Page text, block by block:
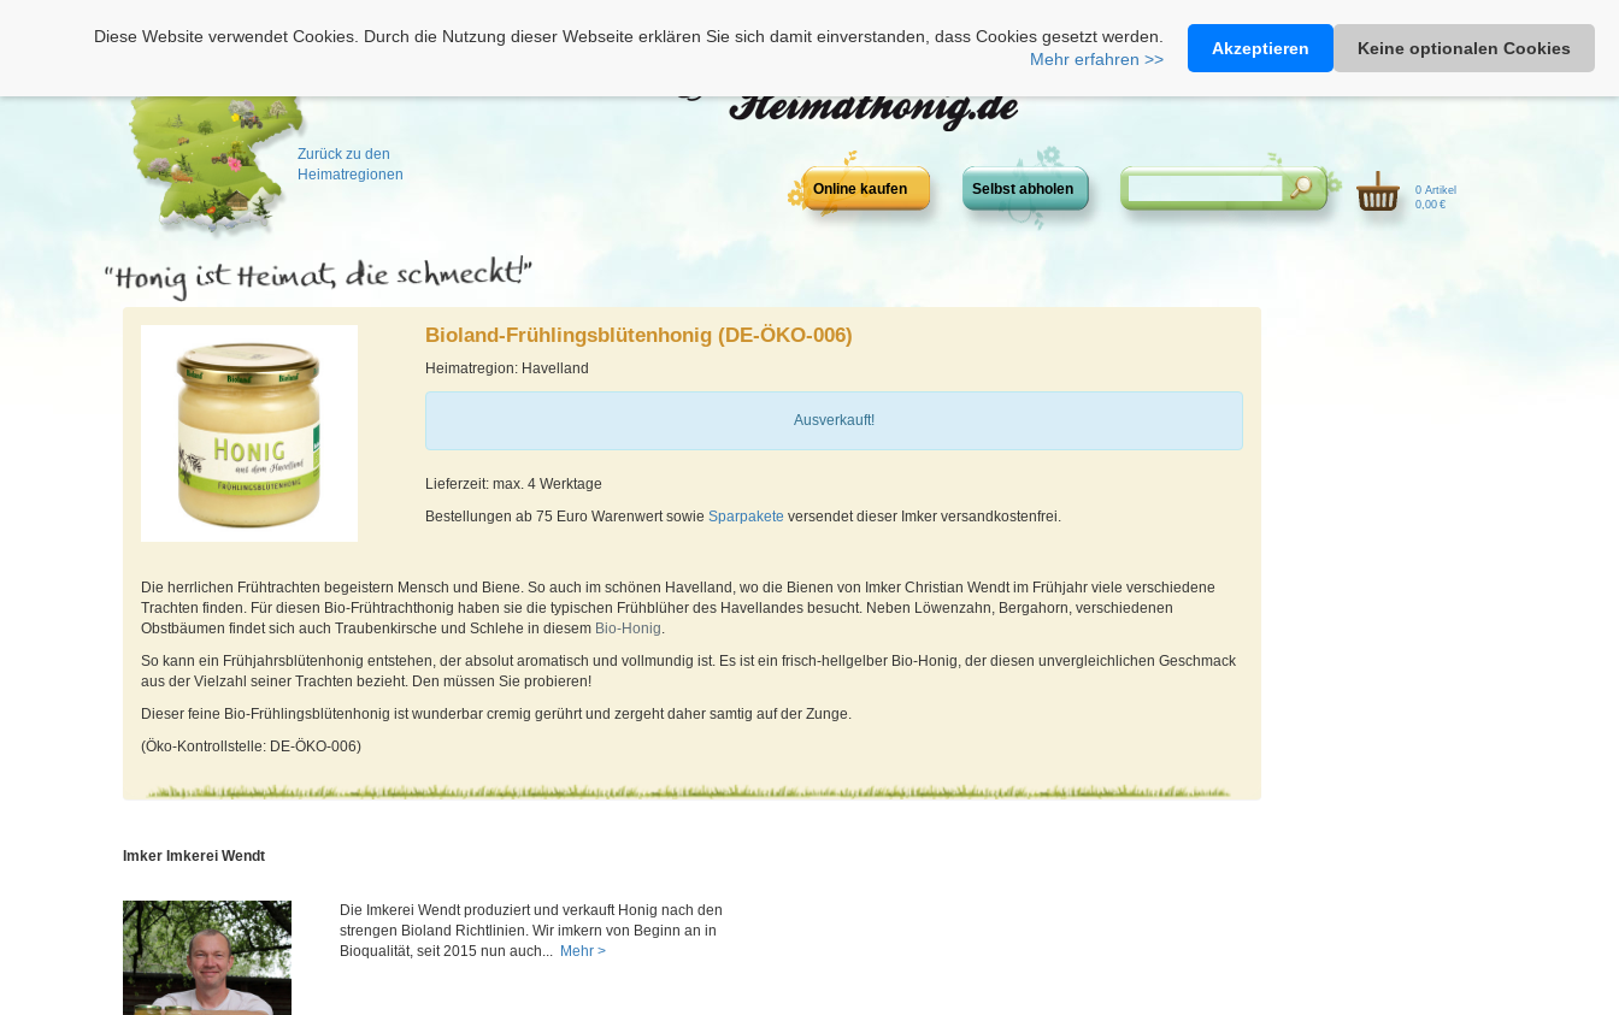
Zurück zu den
Heimatregionen
Heimathonig auf Facebook|Kunden-Login|Warenkorb
Diese Website verwendet Cookies. Durch die Nutzung dieser Webseite erklären Sie sich damit einverstanden, dass Cookies gesetzt werden.
Mehr erfahren >>
Akzeptieren Keine optionalen Cookies
Online kaufen Selbst abholen
0 Artikel
0,00 €
Bioland-Frühlingsblütenhonig (DE-ÖKO-006)
Heimatregion: Havelland
Ausverkauft!
Lieferzeit: max. 4 Werktage
Bestellungen ab 75 Euro Warenwert sowieSparpakete versendet dieser Imker versandkostenfrei.
Die herrlichen Frühtrachten begeistern Mensch und Biene. So auch im schönen Havelland, wo die Bienen von Imker Christian Wendt im Frühjahr viele verschiedene
Trachten finden. Für diesen Bio-Frühtrachthonig haben sie die typischen Frühblüher des Havellandes besucht. Neben Löwenzahn, Bergahorn, verschiedenen
Obstbäumen findet sich auch Traubenkirsche und Schlehe in diesem Bio-Honig.
So kann ein Frühjahrsblütenhonig entstehen, der absolut aromatisch und vollmundig ist. Es ist ein frisch-hellgelber Bio-Honig, der diesen unvergleichlichen Geschmack
aus der Vielzahl seiner Trachten bezieht. Den müssen Sie probieren!
Dieser feine Bio-Frühlingsblütenhonig ist wunderbar cremig gerührt und zergeht daher samtig auf der Zunge.
(Öko-Kontrollstelle: DE-ÖKO-006)
Imker Imkerei Wendt
Die Imkerei Wendt produziert und verkauft Honig nach den
strengen Bioland Richtlinien. Wir imkern von Beginn an in
Bioqualität, seit 2015 nun auch... Mehr >